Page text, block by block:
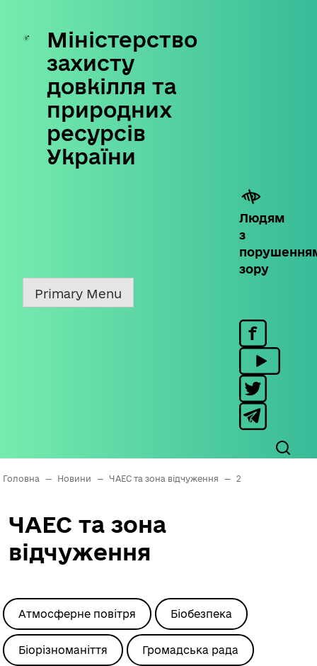
Skip
content
Міністерство
захисту
довкілля та
природних
ресурсів
України
Людям
з
зору
Primary Menu
Головна — Новини — ЧАЕС та зона відчуження — 2
ЧАЕС та зона
відчуження
Атмосферне повітря Біобезпека
Біорізноманіття Громадська рада